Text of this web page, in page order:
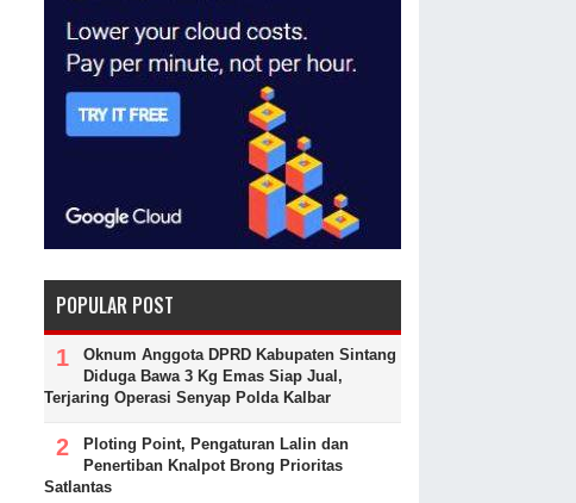
POPULAR POST
Oknum Anggota DPRD Kabupaten Sintang
Diduga Bawa 3 Kg Emas Siap Jual,
Terjaring Operasi Senyap Polda Kalbar
Ploting Point, Pengaturan Lalin dan
Penertiban Knalpot Brong Prioritas
Satlantas